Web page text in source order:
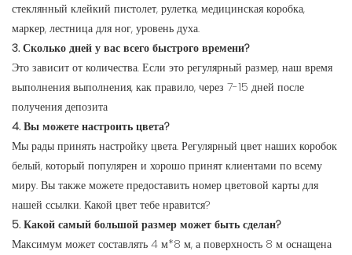
стеклянный клейкий пистолет, рулетка, медицинская коробка,
маркер, лестница для ног, уровень духа.
3. Сколько дней у вас всего быстрого времени?
Это зависит от количества. Если это регулярный размер, наш время
выполнения выполнения, как правило, через 7-15 дней после
получения депозита
4. Вы можете настроить цвета?
Мы рады принять настройку цвета. Регулярный цвет наших коробок
белый, который популярен и хорошо принят клиентами по всему
миру. Вы также можете предоставить номер цветовой карты для
нашей ссылки. Какой цвет тебе нравится?
5. Какой самый большой размер может быть сделан?
Максимум может составлять 4 м*8 м, а поверхность 8 м оснащена